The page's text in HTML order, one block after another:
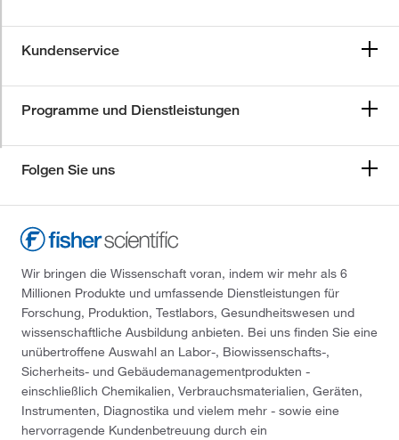
Kundenservice
Programme und Dienstleistungen
Folgen Sie uns
Wir bringen die Wissenschaft voran, indem wir mehr als 6
Millionen Produkte und umfassende Dienstleistungen für
Forschung, Produktion, Testlabors, Gesundheitswesen und
wissenschaftliche Ausbildung anbieten. Bei uns finden Sie eine
unübertroffene Auswahl an Labor-, Biowissenschafts-,
Sicherheits- und Gebäudemanagementprodukten -
einschließlich Chemikalien, Verbrauchsmaterialien, Geräten,
Instrumenten, Diagnostika und vielem mehr - sowie eine
hervorragende Kundenbetreuung durch ein